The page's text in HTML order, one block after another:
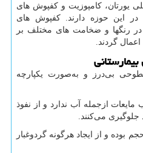
یورتان، کامپوزیت و کفپوش های
در این حوزه دارند. کفپوش های
در رنگها و ضخامت های مختلف بر
گردند.
بی‌درز و به‌صورت یکپارچه
ازجمله آب ندارد و از نفوذ
جلوگیری می‌کنند.
بوده و از ایجاد هرگونه گردوغبار